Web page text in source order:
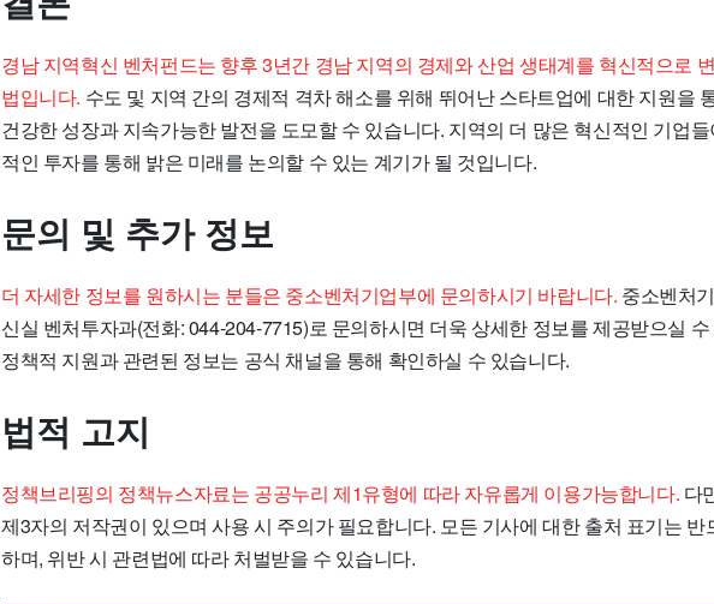
경남 지역혁신 벤처펀드는 향후 3년간 경남 지역의 경제와 산업 생태계를 혁신적으로
법입니다. 수도 및 지역 간의 경제적 격차 해소를 위해 뛰어난 스타트업에 대한 지원을
건강한 성장과 지속가능한 발전을 도모할 수 있습니다. 지역의 더 많은 혁신적인 기업
적인 투자를 통해 밝은 미래를 논의할 수 있는 계기가 될 것입니다.
문의 및 추가 정보
더 자세한 정보를 원하시는 분들은 중소벤처기업부에 문의하시기 바랍니다. 중소벤처
신실 벤처투자과(전화: 044-204-7715)로 문의하시면 더욱 상세한 정보를 제공받으실
정책적 지원과 관련된 정보는 공식 채널을 통해 확인하실 수 있습니다.
법적 고지
정책브리핑의 정책뉴스자료는 공공누리 제1유형에 따라 자유롭게 이용가능합니다. 다
제3자의 저작권이 있으며 사용 시 주의가 필요합니다. 모든 기사에 대한 출처 표기는
하며, 위반 시 관련법에 따라 처벌받을 수 있습니다.